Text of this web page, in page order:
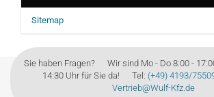
Sitemap
Sie haben Fragen? Wir sind Mo - Do 8:00 -
14:30 Uhr für Sie da! Tel: (+49) 4193/
Vertrieb@Wulf-Kfz.de